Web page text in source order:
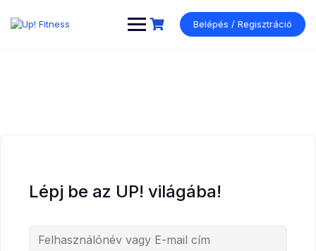
tartalomhoz
Belépés / Regisztráció
Lépj be az UP! világába!